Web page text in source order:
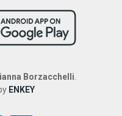
Borzacchelli
ENKEY